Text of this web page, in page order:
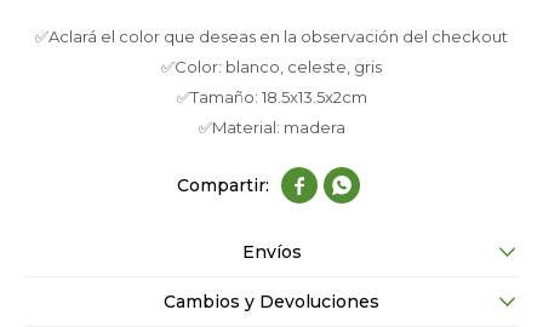
✅Aclará el color que deseas en la observación del checkout
✅Color: blanco, celeste, gris
✅Tamaño: 18.5x13.5x2cm
✅Material: madera
 
Envíos
Cambios y Devoluciones